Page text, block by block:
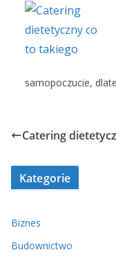
samopoczucie,
Catering
Kategorie
Biznes
Budownictwo